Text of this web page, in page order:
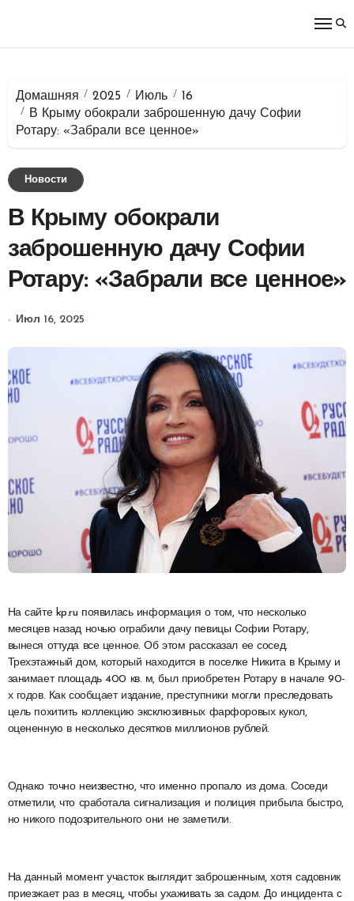
Домашняя 2025 Июль
16
В Крыму обокрали заброшенную дачу Софии
Ротару: «Забрали все ценное»
Новости
В Крыму обокрали
заброшенную дачу Софии
Ротару: «Забрали все ценное»
Июл 16, 2025
На сайте kp.ru появилась информация о том, что несколько
месяцев назад ночью ограбили дачу певицы Софии Ротару,
вынеся оттуда все ценное. Об этом рассказал ее сосед.
Трехэтажный дом, который находится в поселке Никита в Крыму и
занимает площадь 400 кв. м, был приобретен Ротару в начале 90-
х годов. Как сообщает издание, преступники могли преследовать
цель похитить коллекцию эксклюзивных фарфоровых кукол,
оцененную в несколько десятков миллионов рублей.
Однако точно неизвестно, что именно пропало из дома. Соседи
отметили, что сработала сигнализация и полиция прибыла быстро,
но никого подозрительного они не заметили.
На данный момент участок выглядит заброшенным, хотя садовник
приезжает раз в месяц, чтобы ухаживать за садом. До инцидента с